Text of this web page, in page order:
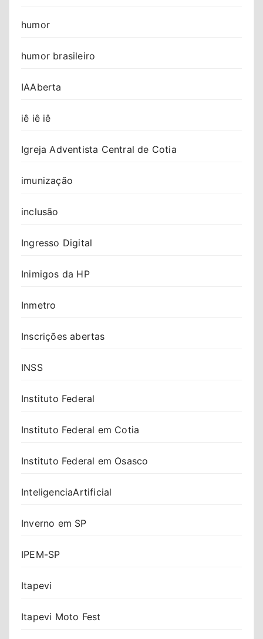
humor
humor brasileiro
IAAberta
iê iê iê
Igreja Adventista Central de Cotia
imunização
inclusão
Ingresso Digital
Inimigos da HP
Inmetro
Inscrições abertas
INSS
Instituto Federal
Instituto Federal em Cotia
Instituto Federal em Osasco
InteligenciaArtificial
Inverno em SP
IPEM-SP
Itapevi
Itapevi Moto Fest